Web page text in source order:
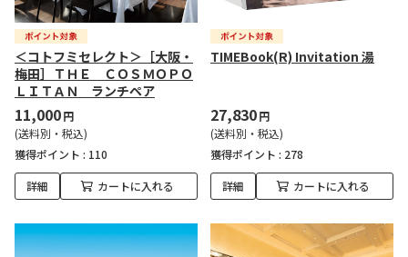
＜コトフミセレクト＞［大阪・
梅田］ＴＨＥ ＣＯＳＭＯＰＯ
ＬＩＴＡＮ ランチペア
11,000円
(送料別・税込)
獲得ポイント : 110
詳細 カートに入れる
TIMEBook(R) Invitation 湯
27,830円
(送料別・税込)
獲得ポイント : 278
詳細 カートに入れる